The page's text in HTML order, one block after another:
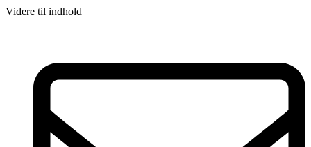
Videre til indhold